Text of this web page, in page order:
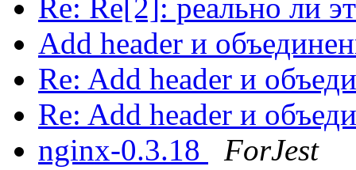
Re: Re[2]: реально ли
Add header и
Re: Add header и
Re: Add header и
nginx-0.3.18
ForJest